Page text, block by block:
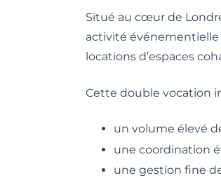
Situé au cœur de
activité événementielle
locations d’espaces
Cette double vocation
un volume élevé
une coordination
une gestion fine